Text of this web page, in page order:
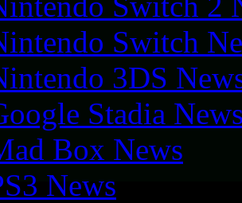
Switch
3DS
Stadia
Box News
News